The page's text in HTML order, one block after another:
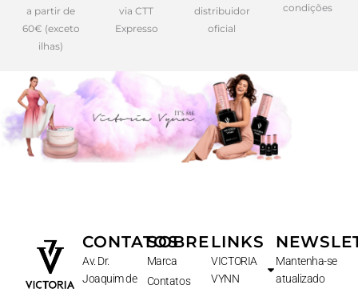
a partir de
60€ (exceto
ilhas)
via CTT
Expresso
distribuidor
oficial
condições
CONTATOS
Av. Dr.
Joaquim de
SOBRE
Marca
Contatos
LINKS
VICTORIA
VYNN
Mantenha-se
atualizado